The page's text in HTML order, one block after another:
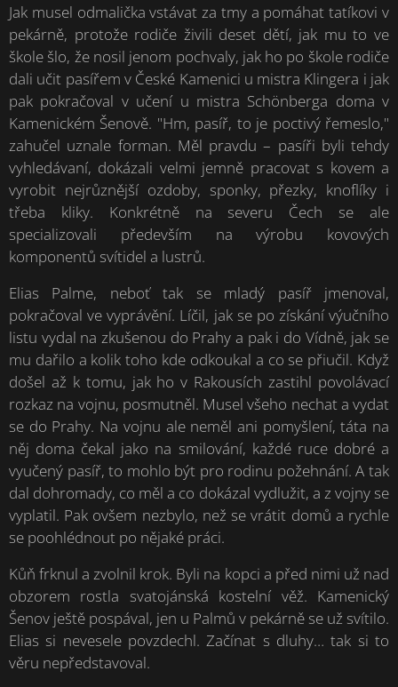
Jak musel odmalička vstávat za tmy a pomáhat tatíkovi v
pekárně, protože rodiče živili deset dětí, jak mu to ve
škole šlo, že nosil jenom pochvaly, jak ho po škole rodiče
dali učit pasířem v České Kamenici u mistra Klingera i jak
pak pokračoval v učení u mistra Schönberga doma v
Kamenickém Šenově. "Hm, pasíř, to je poctivý řemeslo,"
zahučel uznale forman. Měl pravdu – pasíři byli tehdy
vyhledávaní, dokázali velmi jemně pracovat s kovem a
vyrobit nejrůznější ozdoby, sponky, přezky, knoflíky i
třeba kliky. Konkrétně na severu Čech se ale
specializovali především na výrobu kovových
komponentů svítidel a lustrů.
Elias Palme, neboť tak se mladý pasíř jmenoval,
pokračoval ve vyprávění. Líčil, jak se po získání výučního
listu vydal na zkušenou do Prahy a pak i do Vídně, jak se
mu dařilo a kolik toho kde odkoukal a co se přiučil. Když
došel až k tomu, jak ho v Rakousích zastihl povolávací
rozkaz na vojnu, posmutněl. Musel všeho nechat a vydat
se do Prahy. Na vojnu ale neměl ani pomyšlení, táta na
něj doma čekal jako na smilování, každé ruce dobré a
vyučený pasíř, to mohlo být pro rodinu požehnání. A tak
dal dohromady, co měl a co dokázal vydlužit, a z vojny se
vyplatil. Pak ovšem nezbylo, než se vrátit domů a rychle
se poohlédnout po nějaké práci.
Kůň frknul a zvolnil krok. Byli na kopci a před nimi už nad
obzorem rostla svatojánská kostelní věž. Kamenický
Šenov ještě pospával, jen u Palmů v pekárně se už svítilo.
Elias si nevesele povzdechl. Začínat s dluhy… tak si to
věru nepředstavoval.